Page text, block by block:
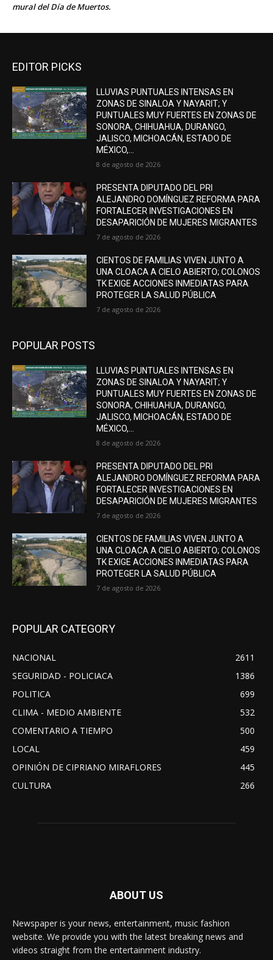
mural del Día de Muertos.
EDITOR PICKS
LLUVIAS PUNTUALES INTENSAS EN
ZONAS DE SINALOA Y NAYARIT; Y
PUNTUALES MUY FUERTES EN ZONAS DE
SONORA, CHIHUAHUA, DURANGO,
JALISCO, MICHOACÁN, ESTADO DE
MÉXICO,...
8 de agosto de 2026
PRESENTA DIPUTADO DEL PRI
ALEJANDRO DOMÍNGUEZ REFORMA PARA
FORTALECER INVESTIGACIONES EN
DESAPARICIÓN DE MUJERES MIGRANTES
7 de agosto de 2026
CIENTOS DE FAMILIAS VIVEN JUNTO A
UNA CLOACA A CIELO ABIERTO; COLONOS
TK EXIGE ACCIONES INMEDIATAS PARA
PROTEGER LA SALUD PÚBLICA
7 de agosto de 2026
POPULAR POSTS
LLUVIAS PUNTUALES INTENSAS EN
ZONAS DE SINALOA Y NAYARIT; Y
PUNTUALES MUY FUERTES EN ZONAS DE
SONORA, CHIHUAHUA, DURANGO,
JALISCO, MICHOACÁN, ESTADO DE
MÉXICO,...
8 de agosto de 2026
PRESENTA DIPUTADO DEL PRI
ALEJANDRO DOMÍNGUEZ REFORMA PARA
FORTALECER INVESTIGACIONES EN
DESAPARICIÓN DE MUJERES MIGRANTES
7 de agosto de 2026
CIENTOS DE FAMILIAS VIVEN JUNTO A
UNA CLOACA A CIELO ABIERTO; COLONOS
TK EXIGE ACCIONES INMEDIATAS PARA
PROTEGER LA SALUD PÚBLICA
7 de agosto de 2026
POPULAR CATEGORY
NACIONAL
2611
SEGURIDAD - POLICIACA
1386
POLITICA
699
CLIMA - MEDIO AMBIENTE
532
COMENTARIO A TIEMPO
500
LOCAL
459
OPINIÓN DE CIPRIANO MIRAFLORES
445
CULTURA
266
ABOUT US
Newspaper is your news, entertainment, music fashion
website. We provide you with the latest breaking news and
videos straight from the entertainment industry.